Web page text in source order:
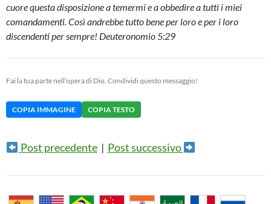
cuore questa disposizione a temermi e a obbedire a tutti i miei
comandamenti. Così andrebbe tutto bene per loro e per i loro
discendenti per sempre! Deuteronomio 5:29
Fai la tua parte nell’opera di Dio. Condividi questo messaggio!
COPIA IMMAGINE COPIA TESTO
Post precedente| Post successivo